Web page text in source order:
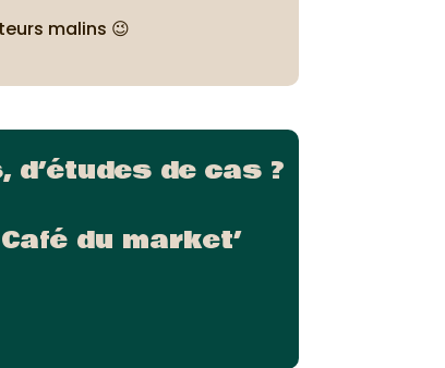
malins 😉
de cas ?
du market’